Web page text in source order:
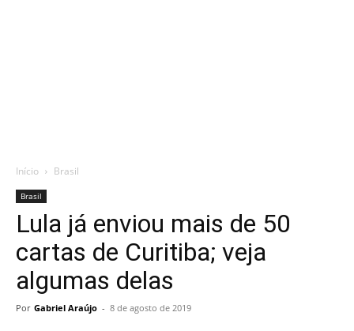
Início Brasil
Brasil
Lula já enviou mais de 50
cartas de Curitiba; veja
algumas delas
Por Gabriel Araújo - 8 de agosto de 2019